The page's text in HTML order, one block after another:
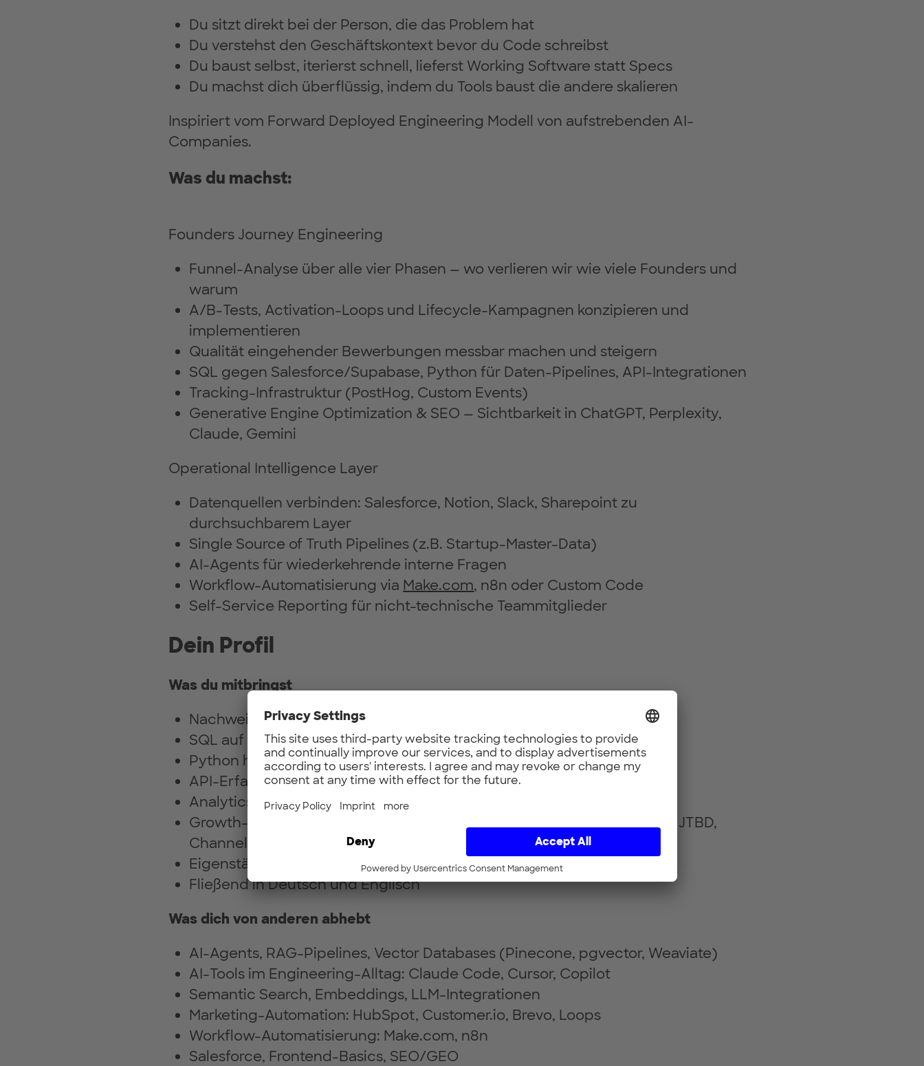
Du sitzt direkt bei der Person, die das Problem hat
Du verstehst den Geschäftskontext bevor du Code schreibst
Du baust selbst, iterierst schnell, lieferst Working Software statt Specs
Du machst dich überflüssig, indem du Tools baust die andere skalieren
Inspiriert vom Forward Deployed Engineering Modell von aufstrebenden AI-
Companies.
Was du machst:
Founders Journey Engineering
Funnel-Analyse über alle vier Phasen — wo verlieren wir wie viele Founders und
warum
A/B-Tests, Activation-Loops und Lifecycle-Kampagnen konzipieren und
implementieren
Qualität eingehender Bewerbungen messbar machen und steigern
SQL gegen Salesforce/Supabase, Python für Daten-Pipelines, API-Integrationen
Tracking-Infrastruktur (PostHog, Custom Events)
Generative Engine Optimization & SEO — Sichtbarkeit in ChatGPT, Perplexity,
Claude, Gemini
Operational Intelligence Layer
Datenquellen verbinden: Salesforce, Notion, Slack, Sharepoint zu
durchsuchbarem Layer
Single Source of Truth Pipelines (z.B. Startup-Master-Data)
AI-Agents für wiederkehrende interne Fragen
Workflow-Automatisierung via Make.com, n8n oder Custom Code
Self-Service Reporting für nicht-technische Teammitglieder
Dein Profil
Was du mitbringst
Nachweisbare Builder-Erfahrung — GitHub, Portfolio oder Live-Demo
SQL auf „Ich baue uns eine Funnel-Query in 30 min"-Niveau
Python hands-on: Pandas, Requests, einfache Scripts
API-Erfahrung: REST, Auth, Pagination
Analytics-Tools: PostHog, GA4, Mixpanel, Amplitude
Growth-Mechaniken nicht nur gelesen, sondern angewendet: AARRR, JTBD,
Channel-Product-Fit
Eigenständig, ergebnisorientiert, kein Wartemodus
Fließend in Deutsch und Englisch
Was dich von anderen abhebt
AI-Agents, RAG-Pipelines, Vector Databases (Pinecone, pgvector, Weaviate)
AI-Tools im Engineering-Alltag: Claude Code, Cursor, Copilot
Semantic Search, Embeddings, LLM-Integrationen
Marketing-Automation: HubSpot, Customer.io, Brevo, Loops
Workflow-Automatisierung: Make.com, n8n
Salesforce, Frontend-Basics, SEO/GEO